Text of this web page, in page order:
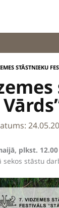
STĀSTNIEKU
plkst.
stāstu